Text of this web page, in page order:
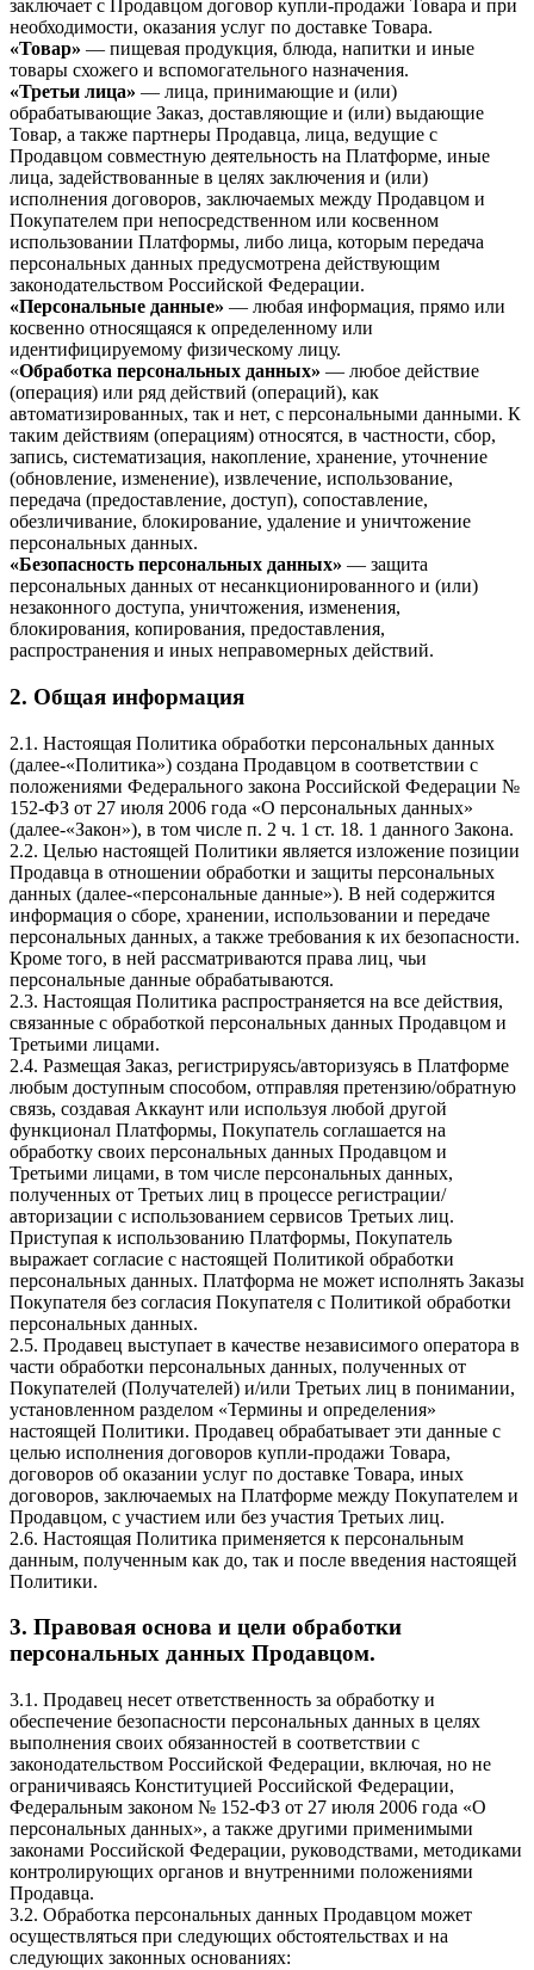
заключает с Продавцом договор купли-продажи Товара и при
необходимости, оказания услуг по доставке Товара.
«Товар» — пищевая продукция, блюда, напитки и иные
товары схожего и вспомогательного назначения.
«Третьи лица» — лица, принимающие и (или)
обрабатывающие Заказ, доставляющие и (или) выдающие
Товар, а также партнеры Продавца, лица, ведущие с
Продавцом совместную деятельность на Платформе, иные
лица, задействованные в целях заключения и (или)
исполнения договоров, заключаемых между Продавцом и
Покупателем при непосредственном или косвенном
использовании Платформы, либо лица, которым передача
персональных данных предусмотрена действующим
законодательством Российской Федерации.
«Персональные данные» — любая информация, прямо или
косвенно относящаяся к определенному или
идентифицируемому физическому лицу.
«Обработка персональных данных» — любое действие
(операция) или ряд действий (операций), как
автоматизированных, так и нет, с персональными данными. К
таким действиям (операциям) относятся, в частности, сбор,
запись, систематизация, накопление, хранение, уточнение
(обновление, изменение), извлечение, использование,
передача (предоставление, доступ), сопоставление,
обезличивание, блокирование, удаление и уничтожение
персональных данных.
«Безопасность персональных данных» — защита
персональных данных от несанкционированного и (или)
незаконного доступа, уничтожения, изменения,
блокирования, копирования, предоставления,
распространения и иных неправомерных действий.
2. Общая информация
2.1. Настоящая Политика обработки персональных данных
(далее-«Политика») создана Продавцом в соответствии с
положениями Федерального закона Российской Федерации №
152-ФЗ от 27 июля 2006 года «О персональных данных»
(далее-«Закон»), в том числе п. 2 ч. 1 ст. 18. 1 данного Закона.
2.2. Целью настоящей Политики является изложение позиции
Продавца в отношении обработки и защиты персональных
данных (далее-«персональные данные»). В ней содержится
информация о сборе, хранении, использовании и передаче
персональных данных, а также требования к их безопасности.
Кроме того, в ней рассматриваются права лиц, чьи
персональные данные обрабатываются.
2.3. Настоящая Политика распространяется на все действия,
связанные с обработкой персональных данных Продавцом и
Третьими лицами.
2.4. Размещая Заказ, регистрируясь/авторизуясь в Платформе
любым доступным способом, отправляя претензию/обратную
связь, создавая Аккаунт или используя любой другой
функционал Платформы, Покупатель соглашается на
обработку своих персональных данных Продавцом и
Третьими лицами, в том числе персональных данных,
полученных от Третьих лиц в процессе регистрации/
авторизации с использованием сервисов Третьих лиц.
Приступая к использованию Платформы, Покупатель
выражает согласие с настоящей Политикой обработки
персональных данных. Платформа не может исполнять Заказы
Покупателя без согласия Покупателя с Политикой обработки
персональных данных.
2.5. Продавец выступает в качестве независимого оператора в
части обработки персональных данных, полученных от
Покупателей (Получателей) и/или Третьих лиц в понимании,
установленном разделом «Термины и определения»
настоящей Политики. Продавец обрабатывает эти данные с
целью исполнения договоров купли-продажи Товара,
договоров об оказании услуг по доставке Товара, иных
договоров, заключаемых на Платформе между Покупателем и
Продавцом, с участием или без участия Третьих лиц.
2.6. Настоящая Политика применяется к персональным
данным, полученным как до, так и после введения настоящей
Политики.
3. Правовая основа и цели обработки
персональных данных Продавцом.
3.1. Продавец несет ответственность за обработку и
обеспечение безопасности персональных данных в целях
выполнения своих обязанностей в соответствии с
законодательством Российской Федерации, включая, но не
ограничиваясь Конституцией Российской Федерации,
Федеральным законом № 152-ФЗ от 27 июля 2006 года «О
персональных данных», а также другими применимыми
законами Российской Федерации, руководствами, методиками
контролирующих органов и внутренними положениями
Продавца.
3.2. Обработка персональных данных Продавцом может
осуществляться при следующих обстоятельствах и на
следующих законных основаниях: